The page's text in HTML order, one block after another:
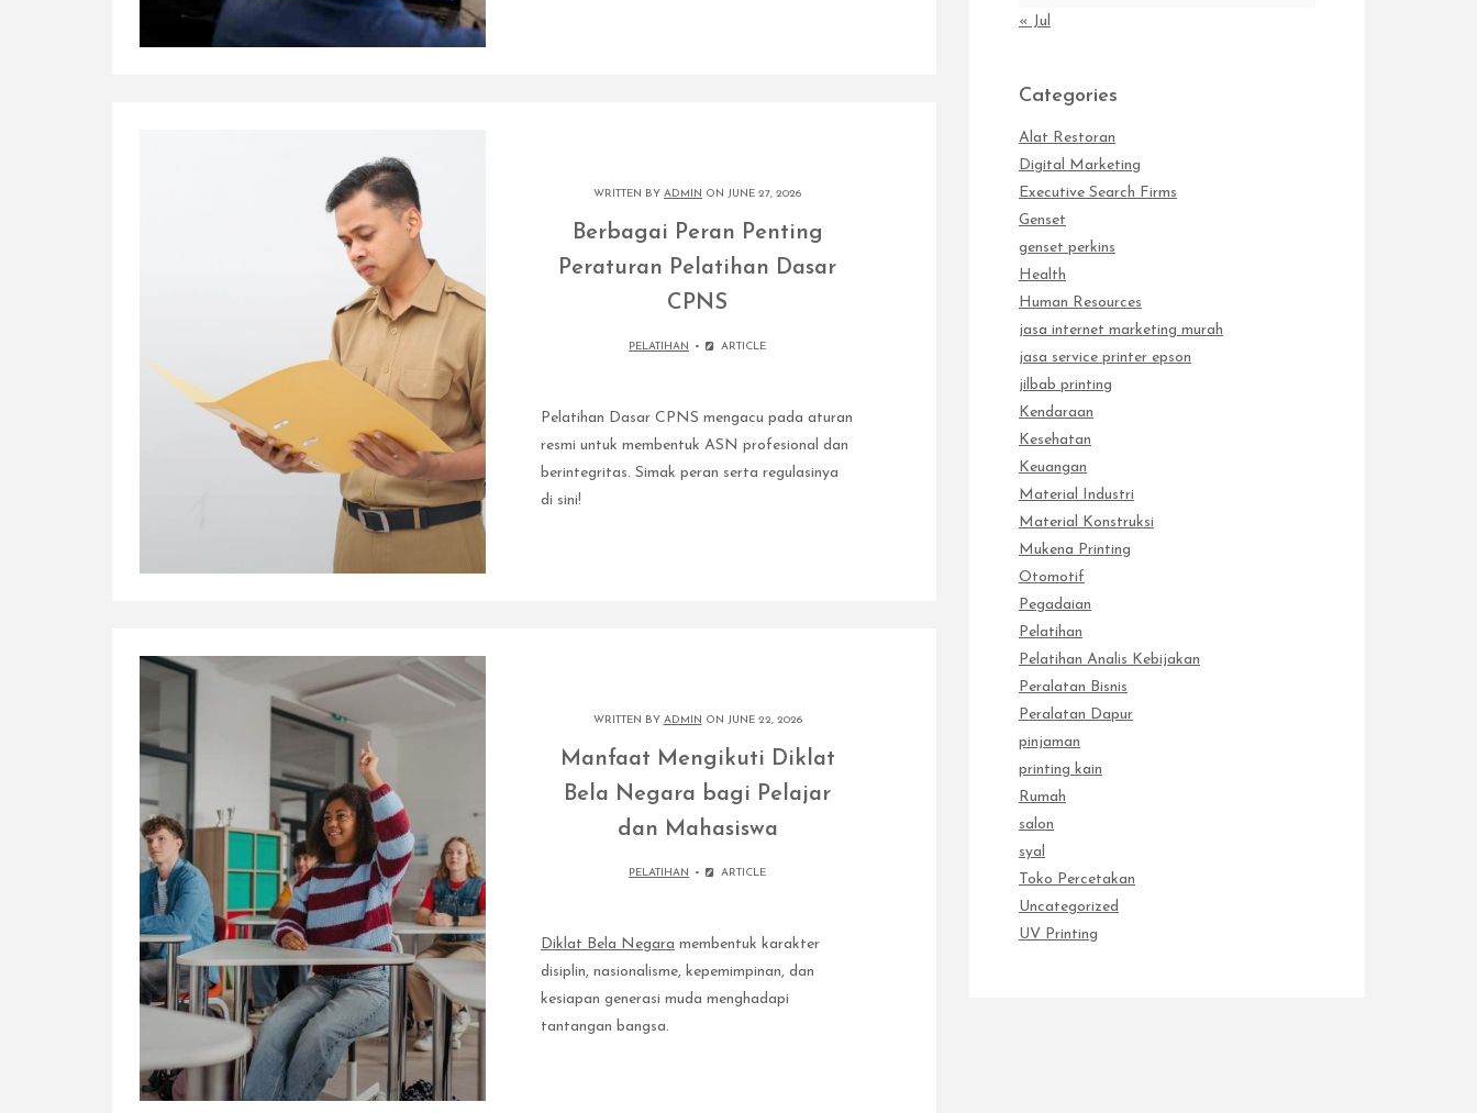
WRITTEN BY ADMIN ON JUNE 27, 2026
Berbagai Peran Penting
Peraturan Pelatihan Dasar
CPNS
PELATIHAN ARTICLE
Pelatihan Dasar CPNS mengacu pada aturan
resmi untuk membentuk ASN profesional dan
berintegritas. Simak peran serta regulasinya
di sini!
WRITTEN BY ADMIN ON JUNE 22, 2026
Manfaat Mengikuti Diklat
Bela Negara bagi Pelajar
dan Mahasiswa
PELATIHAN ARTICLE
Diklat Bela Negara membentuk karakter
disiplin, nasionalisme, kepemimpinan, dan
kesiapan generasi muda menghadapi
tantangan bangsa.
« Jul
Categories
Alat Restoran
Digital Marketing
Executive Search Firms
Genset
genset perkins
Health
Human Resources
jasa internet marketing murah
jasa service printer epson
jilbab printing
Kendaraan
Kesehatan
Keuangan
Material Industri
Material Konstruksi
Mukena Printing
Otomotif
Pegadaian
Pelatihan
Pelatihan Analis Kebijakan
Peralatan Bisnis
Peralatan Dapur
pinjaman
printing kain
Rumah
salon
syal
Toko Percetakan
Uncategorized
UV Printing